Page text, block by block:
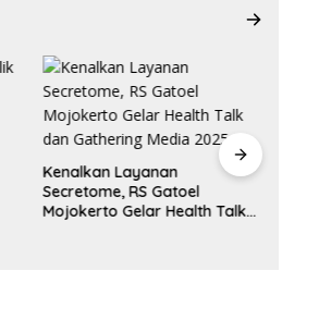
Kenalkan Layanan
Secretome, RS Gatoel
Mojokerto Gelar Health Talk